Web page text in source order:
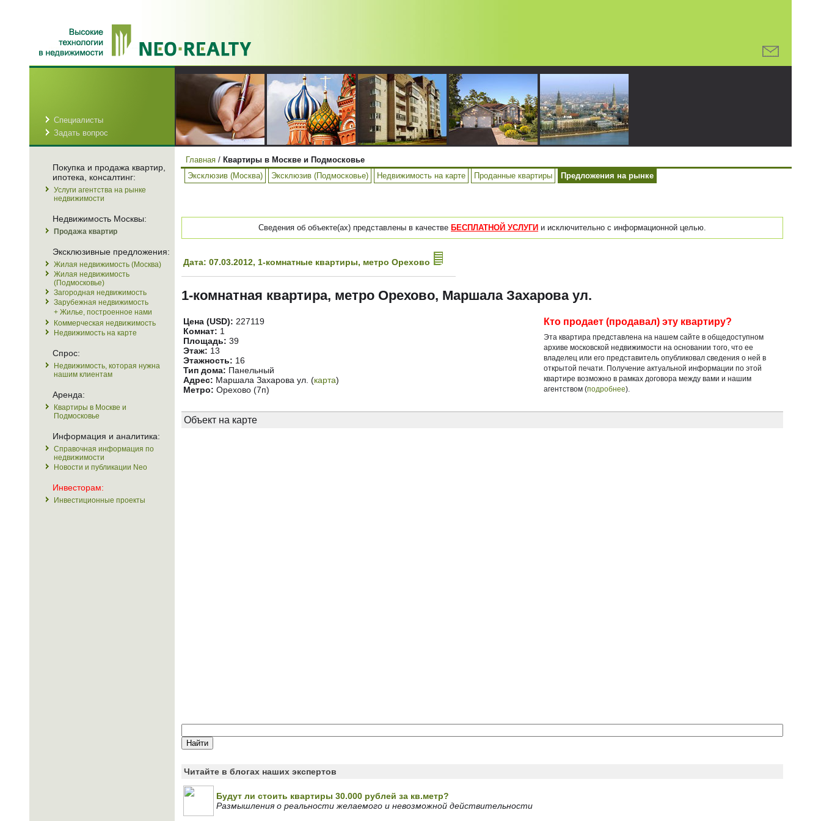
Специалисты
Задать вопрос
Покупка и продажа квартир,
ипотека, консалтинг:
Услуги агентства на рынке
недвижимости
Недвижимость Москвы:
Продажа квартир
Эксклюзивные предложения:
Жилая недвижимость (Москва)
Жилая недвижимость
(Подмосковье)
Загородная недвижимость
Зарубежная недвижимость
+ Жилье, построенное нами
Коммерческая недвижимость
Недвижимость на карте
Спрос:
Недвижимость, которая нужна
нашим клиентам
Аренда:
Квартиры в Москве и
Подмосковье
Информация и аналитика:
Справочная информация по
недвижимости
Новости и публикации Neo
Инвесторам:
Инвестиционные проекты
Главная / Квартиры в Москве и Подмосковье
Эксклюзив (Москва)
Эксклюзив (Подмосковье) Недвижимость на карте Проданные квартиры Предложения на рынке
Сведения об объекте(ах) представлены в качестве БЕСПЛАТНОЙ УСЛУГИ и исключительно с информационной целью.
Дата: 07.03.2012, 1-комнатные квартиры, метро Орехово
1-комнатная квартира, метро Орехово, Маршала Захарова ул.
Цена (USD): 227119
Комнат: 1
Площадь: 39
Этаж: 13
Этажность: 16
Тип дома: Панельный
Адрес: Маршала Захарова ул. (карта)
Метро: Орехово (7п)
Кто продает (продавал) эту квартиру?
Эта квартира представлена на нашем сайте в общедоступном
архиве московской недвижимости на основании того, что ее
владелец или его представитель опубликовал сведения о ней в
открытой печати. Получение актуальной информации по этой
квартире возможно в рамках договора между вами и нашим
агентством (подробнее).
Объект на карте
Читайте в блогах наших экспертов
Будут ли стоить квартиры 30.000 рублей за кв.метр?
Размышления о реальности желаемого и невозможной действительности